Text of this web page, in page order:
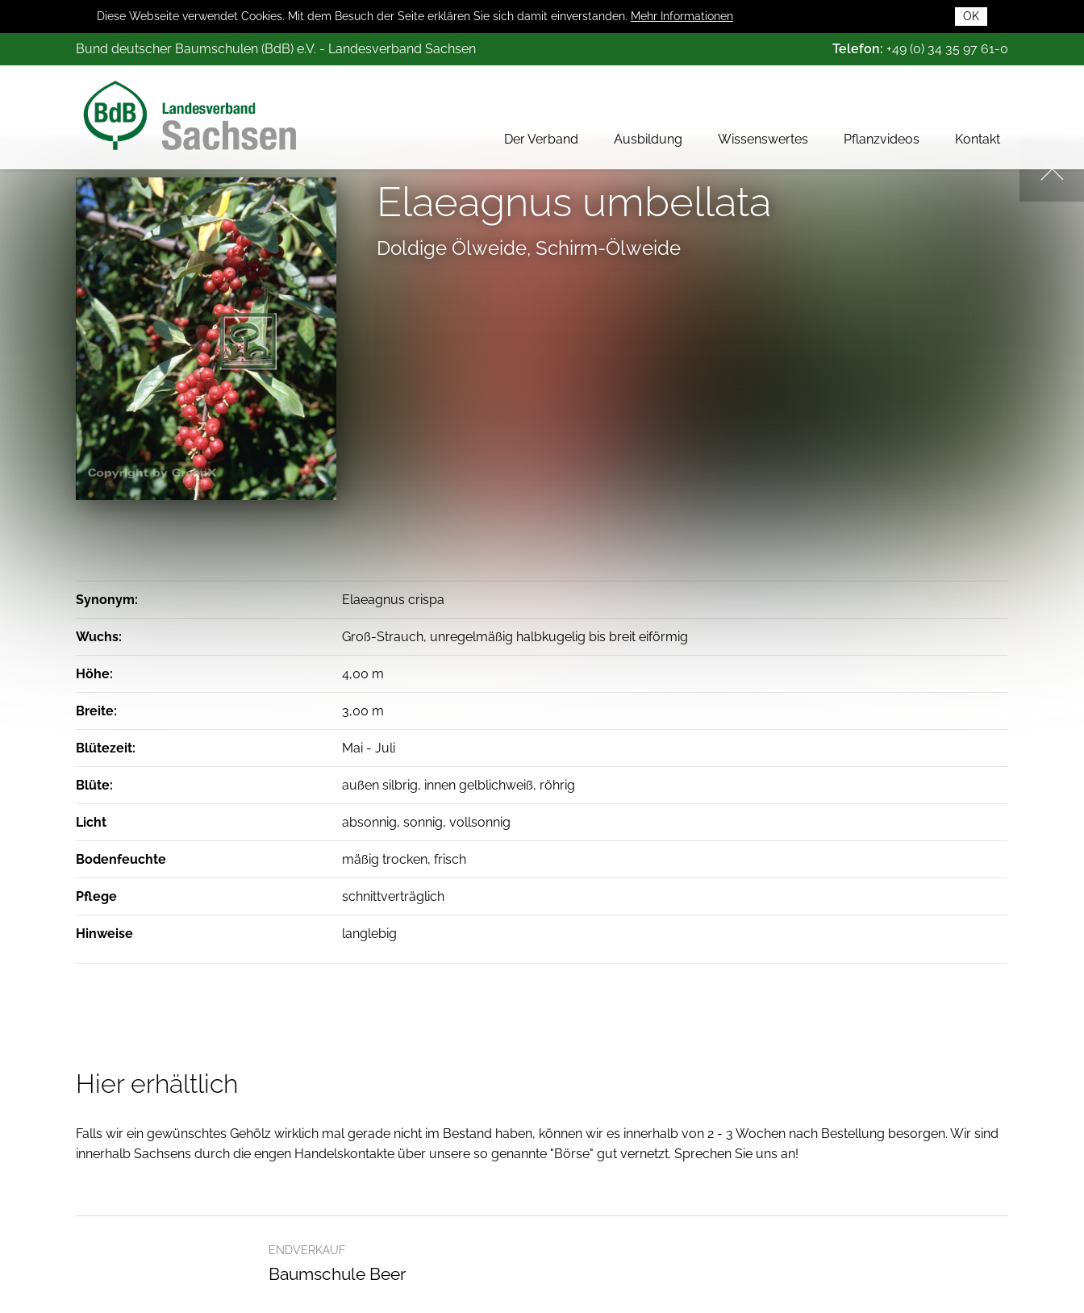
OK
Diese Webseite verwendet Cookies. Mit dem Besuch der Seite erklären Sie sich damit einverstanden. Mehr Informationen
Bund deutscher Baumschulen (BdB) e.V. - Landesverband Sachsen Telefon: +49 (0) 34 35 97 61-0
Der Verband
Über uns
Mitglieder
Werbung
Ausbildung Wissenswertes
Pflanzendatenbank
Pflanzenwissen
Pflanzvideos Kontakt
Elaeagnus umbellata
Doldige Ölweide, Schirm-Ölweide
Synonym: Elaeagnus crispa
Wuchs: Groß-Strauch, unregelmäßig halbkugelig bis breit eiförmig
Höhe: 4,00 m
Breite: 3,00 m
Blütezeit: Mai - Juli
Blüte: außen silbrig, innen gelblichweiß, röhrig
Licht absonnig, sonnig, vollsonnig
Bodenfeuchte mäßig trocken, frisch
Pflege schnittverträglich
Hinweise langlebig
Hier erhältlich
Falls wir ein gewünschtes Gehölz wirklich mal gerade nicht im Bestand haben, können wir es innerhalb von 2 - 3 Wochen nach Bestellung besorgen. Wir sind
innerhalb Sachsens durch die engen Handelskontakte über unsere so genannte "Börse" gut vernetzt. Sprechen Sie uns an!
ENDVERKAUF
Baumschule Beer